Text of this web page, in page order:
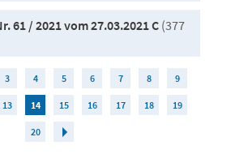
61 / 2021 vom 27.03.2021 C(377
3 4 5 6 7 8 9
13 14 15 16 17 18 19
20